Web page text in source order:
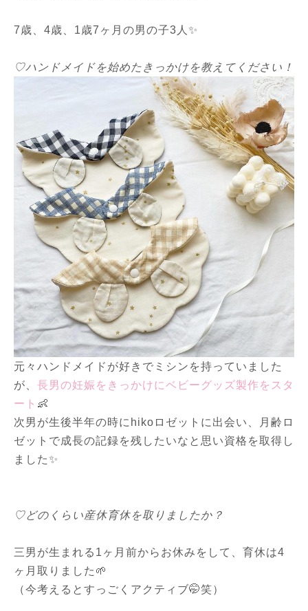
7歳、4歳、1歳7ヶ月の男の子3人✨
♡ハンドメイドを始めたきっかけを教えてください！
元々ハンドメイドが好きでミシンを持っていました
が、 長男の妊娠をきっかけにベビーグッズ製作をスタ
ート 👶
次男が生後半年の時にhikoロゼットに出会い、月齢ロ
ゼットで成長の記録を残したいなと思い資格を取得し
ました✨
♡どのくらい産休育休を取りましたか？
三男が生まれる1ヶ月前からお休みをして、育休は4
ヶ月取りました🌱
（今考えるとすっごくアクティブ🤭笑）